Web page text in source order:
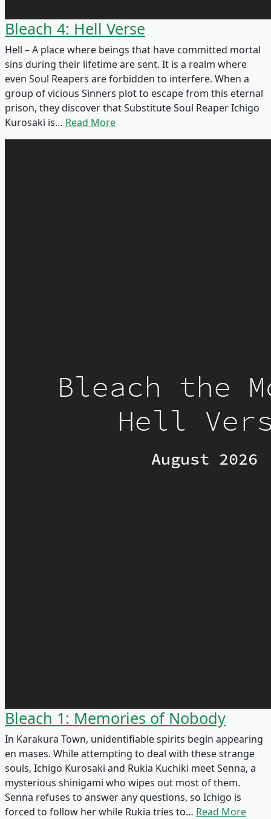
Bleach 4: Hell Verse
Hell – A place where beings that have committed mortal
sins during their lifetime are sent. It is a realm where
even Soul Reapers are forbidden to interfere. When a
group of vicious Sinners plot to escape from this eternal
prison, they discover that Substitute Soul Reaper Ichigo
Kurosaki is… Read More
Bleach 1: Memories of Nobody
In Karakura Town, unidentifiable spirits begin appearing
en mases. While attempting to deal with these strange
souls, Ichigo Kurosaki and Rukia Kuchiki meet Senna, a
mysterious shinigami who wipes out most of them.
Senna refuses to answer any questions, so Ichigo is
forced to follow her while Rukia tries to… Read More